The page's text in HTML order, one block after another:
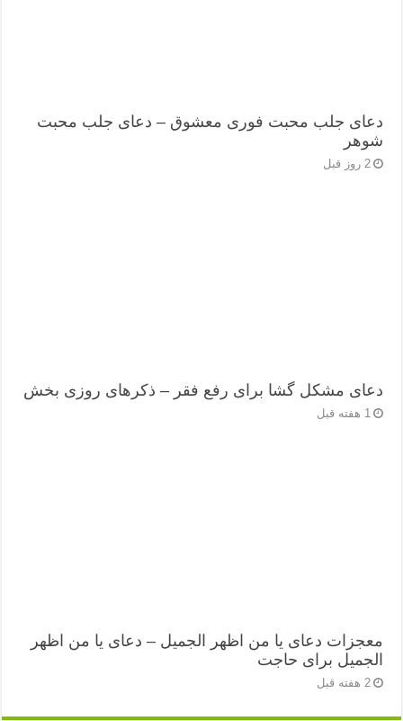
دعای جلب محبت فوری معشوق – دعای جلب محبت
شوهر
2 روز قبل
دعای مشکل گشا برای رفع فقر – ذکرهای روزی‌ بخش
1 هفته قبل
معجزات دعای یا من اظهر الجمیل – دعای یا من اظهر
الجمیل برای حاجت
2 هفته قبل